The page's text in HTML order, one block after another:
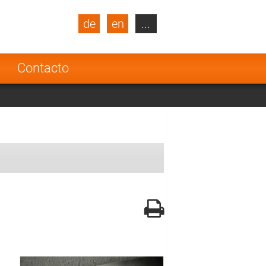
Contacto
de en
Turkey
Netherlands
...